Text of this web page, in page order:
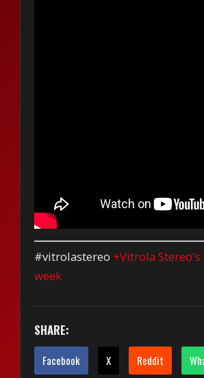
#vitrolastereo +Vitrola Stereo's
week
SHARE:
Facebook X Reddit